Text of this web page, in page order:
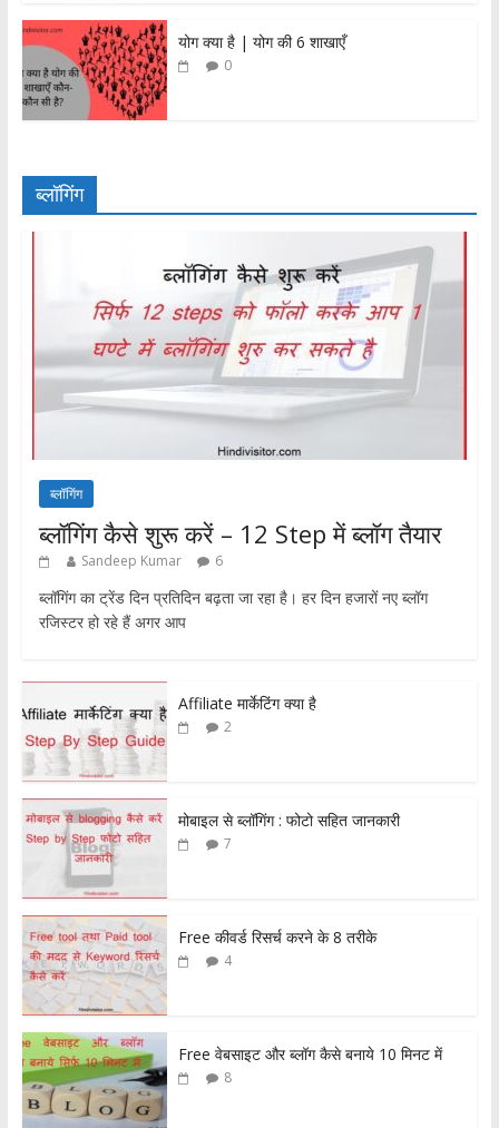
योग क्या है | योग की 6 शाखाएँ
0
ब्लॉगिंग
ब्लॉगिंग
ब्लॉगिंग कैसे शुरू करें – 12 Step में ब्लॉग तैयार
Sandeep Kumar 6
ब्लॉगिंग का ट्रेंड दिन प्रतिदिन बढ़ता जा रहा है। हर दिन हजारों नए ब्लॉग
रजिस्टर हो रहे हैं अगर आप
Affiliate मार्केटिंग क्या है
2
मोबाइल से ब्लॉगिंग : फोटो सहित जानकारी
7
Free कीवर्ड रिसर्च करने के 8 तरीके
4
Free वेबसाइट और ब्लॉग कैसे बनाये 10 मिनट में
8